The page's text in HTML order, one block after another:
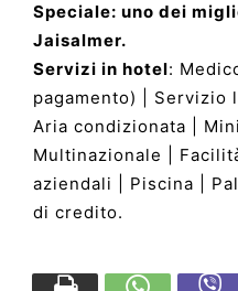
Speciale: uno dei
Jaisalmer.
Servizi in hotel:
pagamento) | Servizio
Aria condizionata |
Multinazionale |
aziendali | Piscina |
di credito.